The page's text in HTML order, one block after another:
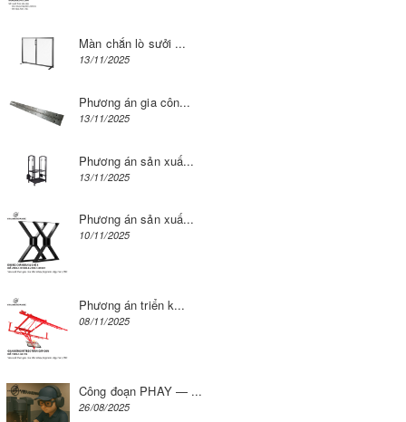
Màn chắn lò sưởi ...
13/11/2025
Phương án gia côn...
13/11/2025
Phương án sản xuấ...
13/11/2025
Phương án sản xuấ...
10/11/2025
Phương án triển k...
08/11/2025
Công đoạn PHAY — ...
26/08/2025